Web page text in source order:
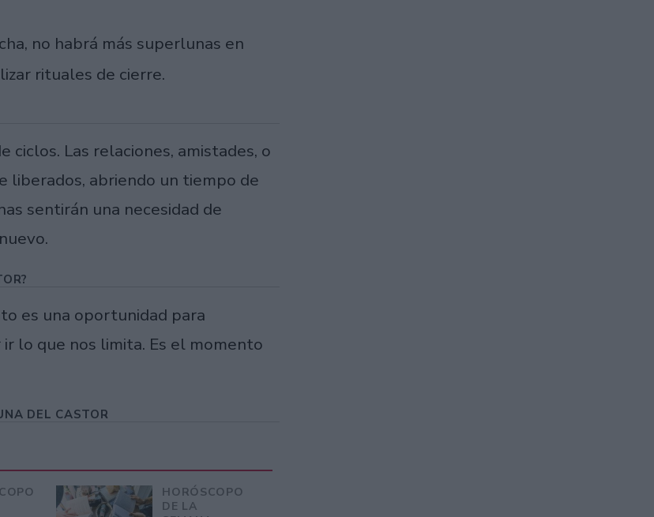
no habrá más superlunas en
rituales de cierre.
Las relaciones, amistades, o
liberados, abriendo un tiempo de
sentirán una necesidad de
es una oportunidad para
lo que nos limita. Es el momento
DEL CASTOR
HORÓSCOPO
DE LA